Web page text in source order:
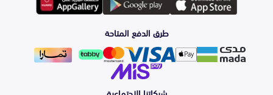
الشمعات
والاصطبات (الاضاءة)
الفرامل والأقمشة
لوازم الرحلات
اكسسوارات العناية
التلميع والعناية
هيونداي
طرق الدفع المتاحة